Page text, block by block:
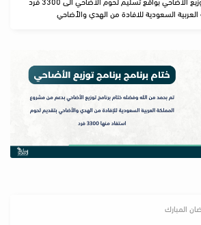
السعودية للافادة من الهدي والأضاحي
المبارك